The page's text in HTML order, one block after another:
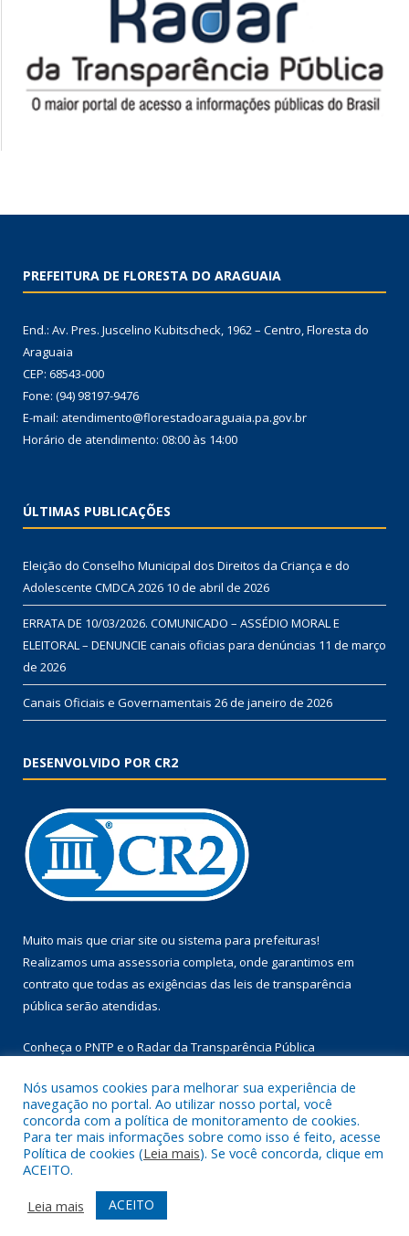
PREFEITURA DE FLORESTA DO ARAGUAIA
End.: Av. Pres. Juscelino Kubitscheck, 1962 – Centro, Floresta do
Araguaia
CEP: 68543-000
Fone: (94) 98197-9476
E-mail: atendimento@florestadoaraguaia.pa.gov.br
Horário de atendimento: 08:00 às 14:00
ÚLTIMAS PUBLICAÇÕES
Eleição do Conselho Municipal dos Direitos da Criança e do
Adolescente CMDCA 2026 10 de abril de 2026
ERRATA DE 10/03/2026. COMUNICADO – ASSÉDIO MORAL E
ELEITORAL – DENUNCIE canais oficias para denúncias 11 de março
de 2026
Canais Oficiais e Governamentais 26 de janeiro de 2026
DESENVOLVIDO POR CR2
Muito mais que criar site ou sistema para prefeituras!
Realizamos uma assessoria completa, onde garantimos em
contrato que todas as exigências das leis de transparência
pública serão atendidas.
Conheça o PNTP e o Radar da Transparência Pública
Todos os direitos reservados a Prefeitura Municipal de Floresta
do Araguaia.
Mapa do Site
Acessar Área Administrativa
Acessar Webmail
Nós usamos cookies para melhorar sua experiência de
navegação no portal. Ao utilizar nosso portal, você
concorda com a política de monitoramento de cookies.
Para ter mais informações sobre como isso é feito, acesse
Política de cookies (Leia mais). Se você concorda, clique em
ACEITO.
Leia mais
ACEITO